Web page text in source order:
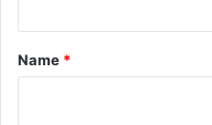
*
Name *